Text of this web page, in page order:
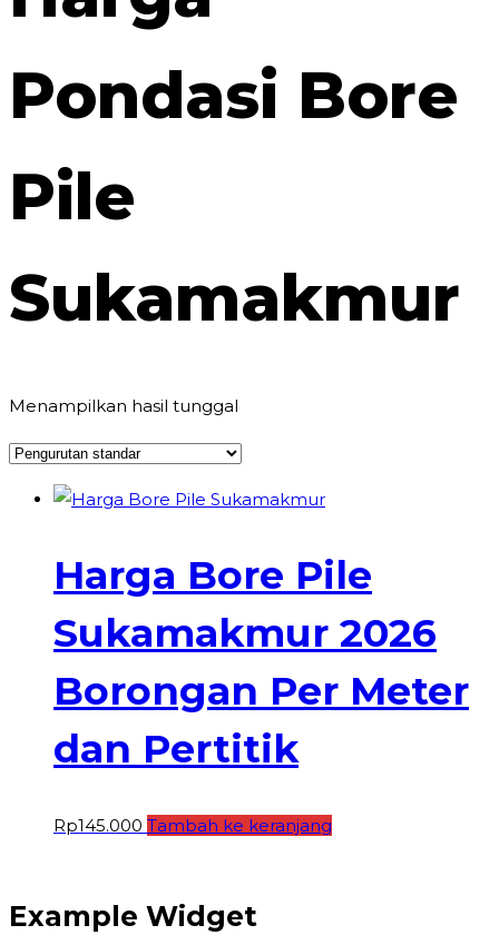
Pondasi Bore
Pile
Sukamakmur
Menampilkan hasil tunggal
Harga Bore Pile
Sukamakmur 2026
Borongan Per Meter
dan Pertitik
Rp145.000 Tambah ke keranjang
Example Widget